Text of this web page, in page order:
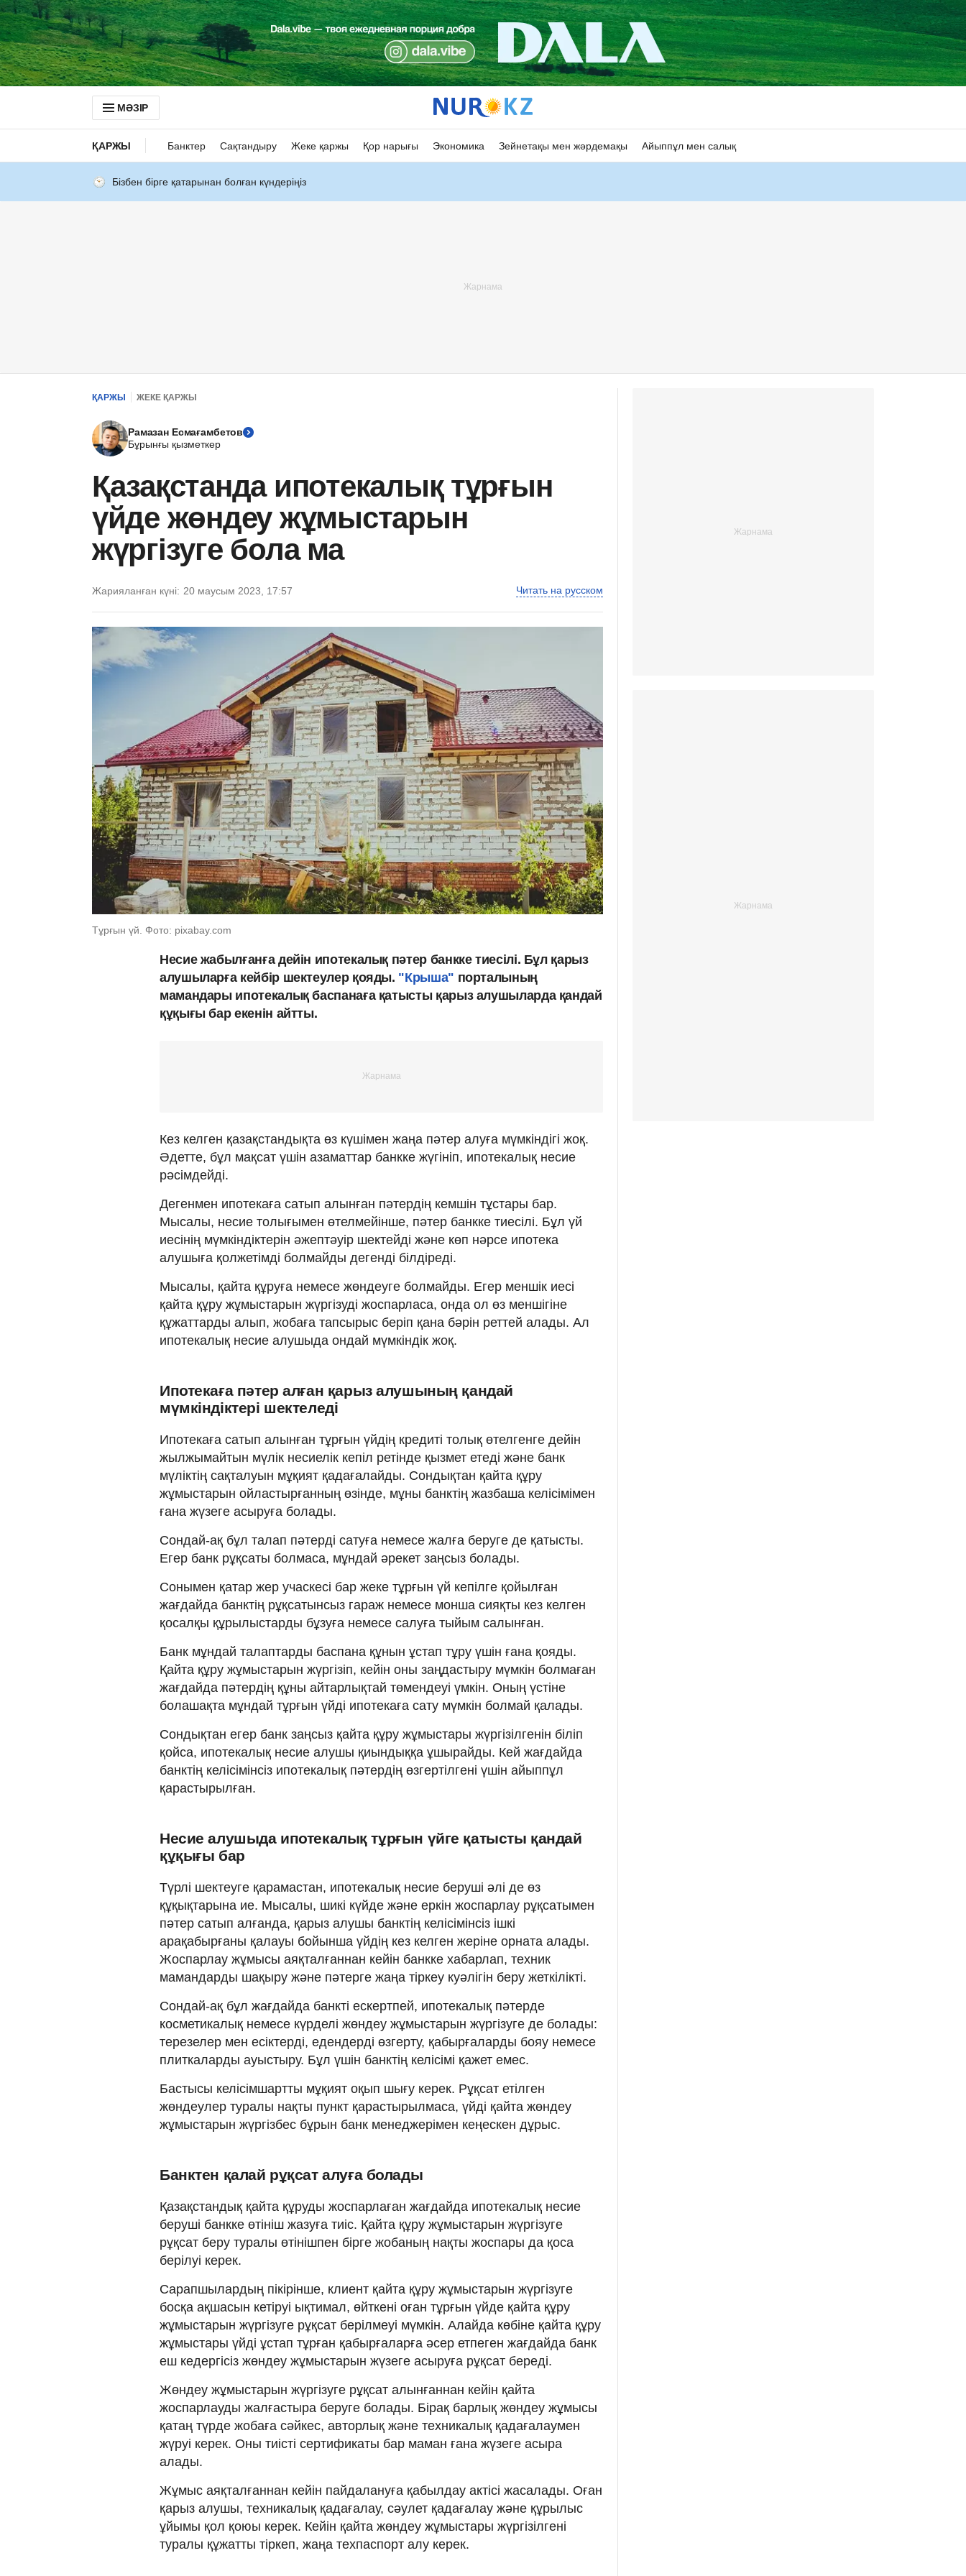
МӘЗІР
ҚАРЖЫ Банктер Сақтандыру Жеке қаржы Қор нарығы Экономика Зейнетақы мен жәрдемақы Айыппұл мен салық
Бізбен бірге қатарынан болған күндеріңіз
ҚАРЖЫ ЖЕКЕ ҚАРЖЫ
Рамазан Есмағамбетов
Бұрынғы қызметкер
Қазақстанда ипотекалық тұрғын
үйде жөндеу жұмыстарын
жүргізуге бола ма
Жарияланған күні: 20 маусым 2023, 17:57 Читать на русском
Тұрғын үй. Фото: pixabay.com
Несие жабылғанға дейін ипотекалық пәтер банкке тиесілі. Бұл қарыз
алушыларға кейбір шектеулер қояды. "Крыша" порталының
мамандары ипотекалық баспанаға қатысты қарыз алушыларда қандай
құқығы бар екенін айтты.
Кез келген қазақстандықта өз күшімен жаңа пәтер алуға мүмкіндігі жоқ.
Әдетте, бұл мақсат үшін азаматтар банкке жүгініп, ипотекалық несие
рәсімдейді.
Дегенмен ипотекаға сатып алынған пәтердің кемшін тұстары бар.
Мысалы, несие толығымен өтелмейінше, пәтер банкке тиесілі. Бұл үй
иесінің мүмкіндіктерін әжептәуір шектейді және көп нәрсе ипотека
алушыға қолжетімді болмайды дегенді білдіреді.
Мысалы, қайта құруға немесе жөндеуге болмайды. Егер меншік иесі
қайта құру жұмыстарын жүргізуді жоспарласа, онда ол өз меншігіне
құжаттарды алып, жобаға тапсырыс беріп қана бәрін реттей алады. Ал
ипотекалық несие алушыда ондай мүмкіндік жоқ.
Ипотекаға пәтер алған қарыз алушының қандай
мүмкіндіктері шектеледі
Ипотекаға сатып алынған тұрғын үйдің кредиті толық өтелгенге дейін
жылжымайтын мүлік несиелік кепіл ретінде қызмет етеді және банк
мүліктің сақталуын мұқият қадағалайды. Сондықтан қайта құру
жұмыстарын ойластырғанның өзінде, мұны банктің жазбаша келісімімен
ғана жүзеге асыруға болады.
Сондай-ақ бұл талап пәтерді сатуға немесе жалға беруге де қатысты.
Егер банк рұқсаты болмаса, мұндай әрекет заңсыз болады.
Сонымен қатар жер учаскесі бар жеке тұрғын үй кепілге қойылған
жағдайда банктің рұқсатынсыз гараж немесе монша сияқты кез келген
қосалқы құрылыстарды бұзуға немесе салуға тыйым салынған.
Банк мұндай талаптарды баспана құнын ұстап тұру үшін ғана қояды.
Қайта құру жұмыстарын жүргізіп, кейін оны заңдастыру мүмкін болмаған
жағдайда пәтердің құны айтарлықтай төмендеуі үмкін. Оның үстіне
болашақта мұндай тұрғын үйді ипотекаға сату мүмкін болмай қалады.
Сондықтан егер банк заңсыз қайта құру жұмыстары жүргізілгенін біліп
қойса, ипотекалық несие алушы қиындыққа ұшырайды. Кей жағдайда
банктің келісімінсіз ипотекалық пәтердің өзгертілгені үшін айыппұл
қарастырылған.
Несие алушыда ипотекалық тұрғын үйге қатысты қандай
құқығы бар
Түрлі шектеуге қарамастан, ипотекалық несие беруші әлі де өз
құқықтарына ие. Мысалы, шикі күйде және еркін жоспарлау рұқсатымен
пәтер сатып алғанда, қарыз алушы банктің келісімінсіз ішкі
арақабырғаны қалауы бойынша үйдің кез келген жеріне орната алады.
Жоспарлау жұмысы аяқталғаннан кейін банкке хабарлап, техник
мамандарды шақыру және пәтерге жаңа тіркеу куәлігін беру жеткілікті.
Сондай-ақ бұл жағдайда банкті ескертпей, ипотекалық пәтерде
косметикалық немесе күрделі жөндеу жұмыстарын жүргізуге де болады:
терезелер мен есіктерді, едендерді өзгерту, қабырғаларды бояу немесе
плиткаларды ауыстыру. Бұл үшін банктің келісімі қажет емес.
Бастысы келісімшартты мұқият оқып шығу керек. Рұқсат етілген
жөндеулер туралы нақты пункт қарастырылмаса, үйді қайта жөндеу
жұмыстарын жүргізбес бұрын банк менеджерімен кеңескен дұрыс.
Банктен қалай рұқсат алуға болады
Қазақстандық қайта құруды жоспарлаған жағдайда ипотекалық несие
беруші банкке өтініш жазуға тиіс. Қайта құру жұмыстарын жүргізуге
рұқсат беру туралы өтінішпен бірге жобаның нақты жоспары да қоса
берілуі керек.
Сарапшылардың пікірінше, клиент қайта құру жұмыстарын жүргізуге
босқа ақшасын кетіруі ықтимал, өйткені оған тұрғын үйде қайта құру
жұмыстарын жүргізуге рұқсат берілмеуі мүмкін. Алайда көбіне қайта құру
жұмыстары үйді ұстап тұрған қабырғаларға әсер етпеген жағдайда банк
еш кедергісіз жөндеу жұмыстарын жүзеге асыруға рұқсат береді.
Жөндеу жұмыстарын жүргізуге рұқсат алынғаннан кейін қайта
жоспарлауды жалғастыра беруге болады. Бірақ барлық жөндеу жұмысы
қатаң түрде жобаға сәйкес, авторлық және техникалық қадағалаумен
жүруі керек. Оны тиісті сертификаты бар маман ғана жүзеге асыра
алады.
Жұмыс аяқталғаннан кейін пайдалануға қабылдау актісі жасалады. Оған
қарыз алушы, техникалық қадағалау, сәулет қадағалау және құрылыс
ұйымы қол қоюы керек. Кейін қайта жөндеу жұмыстары жүргізілгені
туралы құжатты тіркеп, жаңа техпаспорт алу керек.